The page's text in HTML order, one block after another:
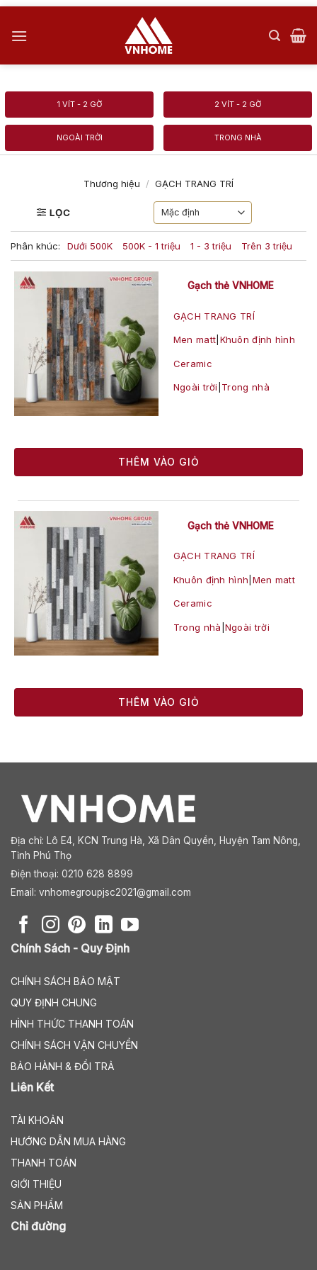
Skip
content
1 VÍT - 2 GỜ 2 VÍT - 2 GỜ
NGOÀI TRỜI TRONG NHÀ
Thương hiệu / GẠCH TRANG TRÍ
LỌC
Phân khúc: Dưới 500K 500K - 1 triệu 1 - 3 triệu Trên 3 triệu
Gạch thẻ VNHOME
GẠCH TRANG TRÍ
Men matt Khuôn định hình
Ceramic
Ngoài trời Trong nhà
THÊM VÀO GIỎ
Gạch thẻ VNHOME
GẠCH TRANG TRÍ
Khuôn định hình Men matt
Ceramic
Trong nhà Ngoài trời
THÊM VÀO GIỎ
Địa chỉ: Lô E4, KCN Trung Hà, Xã Dân Quyền, Huyện Tam Nông,
Tỉnh Phú Thọ
Điện thoại: 0210 628 8899
Email: vnhomegroupjsc2021@gmail.com
Chính Sách - Quy Định
CHÍNH SÁCH BẢO MẬT
QUY ĐỊNH CHUNG
HÌNH THỨC THANH TOÁN
CHÍNH SÁCH VẬN CHUYỂN
BẢO HÀNH & ĐỔI TRẢ
Liên Kết
TÀI KHOẢN
HƯỚNG DẪN MUA HÀNG
THANH TOÁN
GIỚI THIỆU
SẢN PHẨM
Chỉ đường